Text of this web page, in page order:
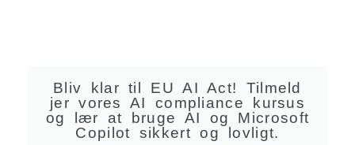
Bliv klar til EU AI Act! Tilmeld
jer vores AI compliance kursus
og lær at bruge AI og Microsoft
Copilot sikkert og lovligt.